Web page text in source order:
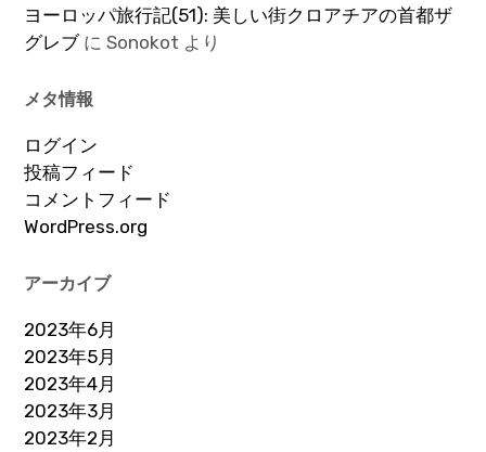
ヨーロッパ旅行記(51): 美しい街クロアチアの首都ザ
グレブにSonokot より
メタ情報
ログイン
投稿フィード
コメントフィード
WordPress.org
アーカイブ
2023年6月
2023年5月
2023年4月
2023年3月
2023年2月